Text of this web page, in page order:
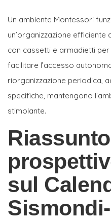
Un ambiente Montessori
un’organizzazione efficiente
con cassetti e armadietti
facilitare l’accesso
riorganizzazione periodica,
specifiche, mantengono
stimolante.
sul